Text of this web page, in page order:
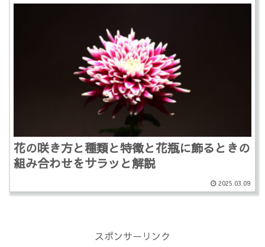
花の咲き方と種類と特徴と花瓶に飾るときの
組み合わせをサラッと解説
2025.03.09
スポンサーリンク